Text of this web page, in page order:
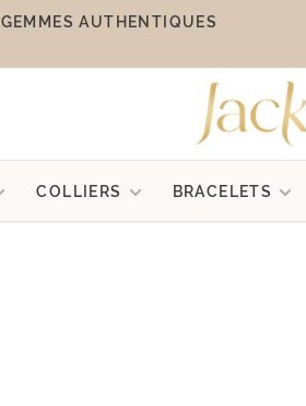
GEMMES AUTHENTIQUES
COLLIERS BRACELETS